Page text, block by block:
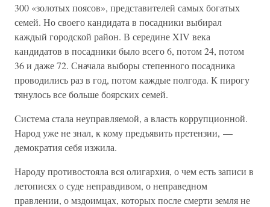
300 «золотых поясов», представителей самых богатых
семей. Но своего кандидата в посадники выбирал
каждый городской район. В середине XIV века
кандидатов в посадники было всего 6, потом 24, потом
36 и даже 72. Сначала выборы степенного посадника
проводились раз в год, потом каждые полгода. К пирогу
тянулось все больше боярских семей.
Система стала неуправляемой, а власть коррупционной.
Народ уже не знал, к кому предъявить претензии, —
демократия себя изжила.
Народу противостояла вся олигархия, о чем есть записи в
летописях о суде неправдивом, о неправедном
правлении, о мздоимцах, которых после смерти земля не